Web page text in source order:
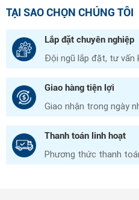
TẠI SAO CHỌN CHÚNG TÔI
Lắp đặt chuyên nghiệp
Đội ngũ lắp đặt, tư vấn
Giao hàng tiện lợi
Giao nhận trong ngày
Thanh toán linh hoạt
Phương thức thanh